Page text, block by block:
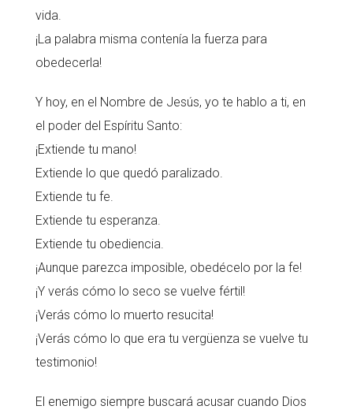
vida.
¡La palabra misma contenía la fuerza para
obedecerla!
Y hoy, en el Nombre de Jesús, yo te hablo a ti, en
el poder del Espíritu Santo:
¡Extiende tu mano!
Extiende lo que quedó paralizado.
Extiende tu fe.
Extiende tu esperanza.
Extiende tu obediencia.
¡Aunque parezca imposible, obedécelo por la fe!
¡Y verás cómo lo seco se vuelve fértil!
¡Verás cómo lo muerto resucita!
¡Verás cómo lo que era tu vergüenza se vuelve tu
testimonio!
El enemigo siempre buscará acusar cuando Dios